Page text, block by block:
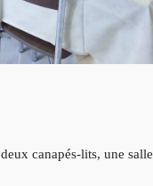
canapés-lits, une